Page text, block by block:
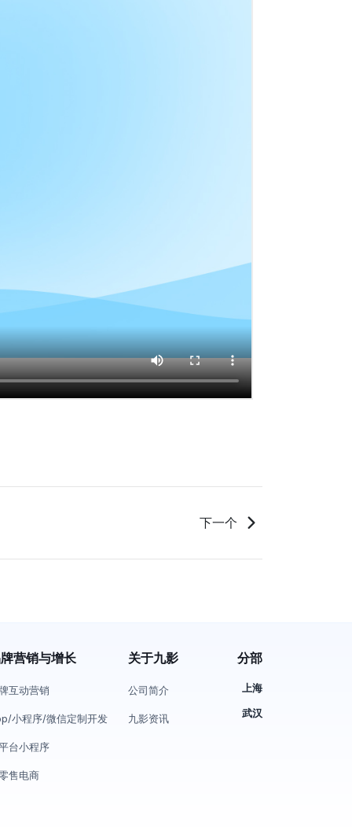
下一个
营销与增长
互动营销
小程序/微信定制开发
台小程序
售电商
关于九影
公司简介
九影资讯
分部
上海
武汉